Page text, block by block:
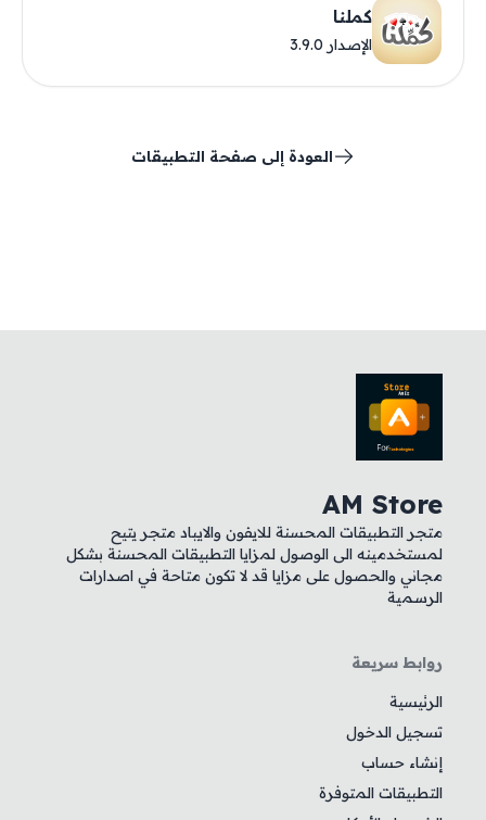
كملنا
الإصدار 3.9.0
العودة إلى صفحة التطبيقات
AM Store
متجر التطبيقات المحسنة للايفون والايباد متجر يتيح
لمستخدمينه الى الوصول لمزايا التطبيقات المحسنة بشكل
مجاني والحصول على مزايا قد لا تكون متاحة في اصدارات
الرسمية
روابط سريعة
الرئيسية
تسجيل الدخول
إنشاء حساب
التطبيقات المتوفرة